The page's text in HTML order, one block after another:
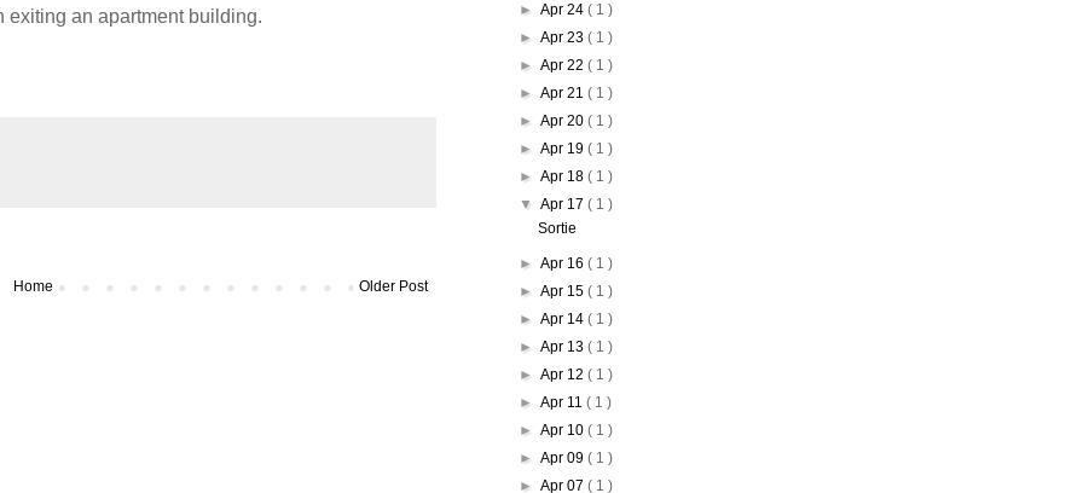
exiting an apartment building.
Older Post
Home
►Apr 24( 1 )
►Apr 23( 1 )
►Apr 22( 1 )
►Apr 21( 1 )
►Apr 20( 1 )
►Apr 19( 1 )
►Apr 18( 1 )
▼Apr 17( 1 )
Sortie
►Apr 16( 1 )
►Apr 15( 1 )
►Apr 14( 1 )
►Apr 13( 1 )
►Apr 12( 1 )
►Apr 11( 1 )
►Apr 10( 1 )
►Apr 09( 1 )
►Apr 07( 1 )